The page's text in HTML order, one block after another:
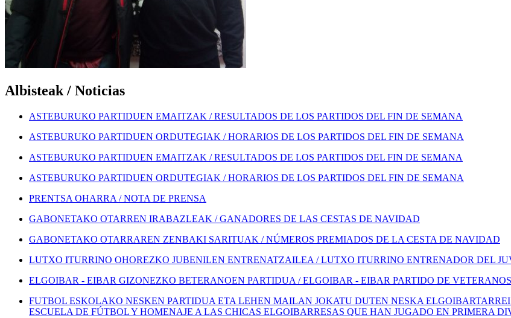
Albisteak / Noticias
ASTEBURUKO PARTIDUEN EMAITZAK / RESULTADOS DE LOS PARTIDOS DEL FIN DE SEMANA
ASTEBURUKO PARTIDUEN ORDUTEGIAK / HORARIOS DE LOS PARTIDOS DEL FIN DE SEMANA
ASTEBURUKO PARTIDUEN EMAITZAK / RESULTADOS DE LOS PARTIDOS DEL FIN DE SEMANA
ASTEBURUKO PARTIDUEN ORDUTEGIAK / HORARIOS DE LOS PARTIDOS DEL FIN DE SEMANA
PRENTSA OHARRA / NOTA DE PRENSA
GABONETAKO OTARREN IRABAZLEAK / GANADORES DE LAS CESTAS DE NAVIDAD
GABONETAKO OTARRAREN ZENBAKI SARITUAK / NÚMEROS PREMIADOS DE LA CESTA DE NAVIDAD
LUTXO ITURRINO OHOREZKO JUBENILEN ENTRENATZAILEA / LUTXO ITURRINO ENTRENADOR DEL
ELGOIBAR - EIBAR GIZONEZKO BETERANOEN PARTIDUA / ELGOIBAR - EIBAR PARTIDO DE
FUTBOL ESKOLAKO NESKEN PARTIDUA ETA LEHEN MAILAN JOKATU DUTEN NESKA
ESCUELA DE FÚTBOL Y HOMENAJE A LAS CHICAS ELGOIBARRESAS QUE HAN JUGADO EN PRIMERA